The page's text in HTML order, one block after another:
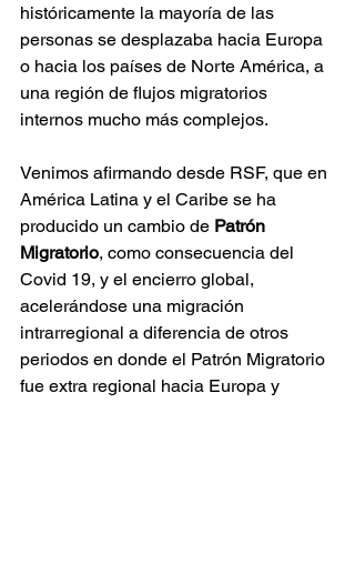
históricamente la mayoría de las
personas se desplazaba hacia Europa
o hacia los países de Norte América, a
una región de flujos migratorios
internos mucho más complejos.
Venimos afirmando desde RSF, que en
América Latina y el Caribe se ha
producido un cambio de Patrón
Migratorio, como consecuencia del
Covid 19, y el encierro global,
acelerándose una migración
intrarregional a diferencia de otros
periodos en donde el Patrón Migratorio
fue extra regional hacia Europa y